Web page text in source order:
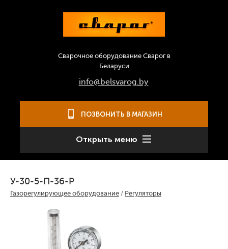
Сварочное оборудование Сварог в
Беларуси
info@belsvarog.by
ПОЗВОНИТЬ В МАГАЗИН
Открыть меню
У-30-5-П-36-Р
Газорегулирующее оборудование / Регуляторы